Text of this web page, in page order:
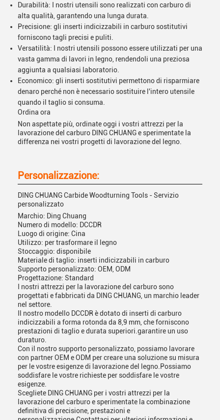
Durabilità: I nostri utensili sono realizzati con carburo di
alta qualità, garantendo una lunga durata.
Precisione: gli inserti indicizzabili in carburo sostitutivi
forniscono tagli precisi e puliti.
Versatilità: I nostri utensili possono essere utilizzati per una
vasta gamma di lavori in legno, rendendoli una preziosa
aggiunta a qualsiasi laboratorio.
Economico: gli inserti sostitutivi permettono di risparmiare
denaro perché non è necessario sostituire l'intero utensile
quando il taglio si consuma.
Ordina ora
Non aspettate più, ordinate oggi i vostri attrezzi per la
lavorazione del carburo DING CHUANG e sperimentate la
differenza nei vostri progetti di lavorazione del legno.
Personalizzazione:
DING CHUANG Carbide Woodturning Tools - Servizio
personalizzato
Marchio: Ding Chuang
Numero di modello: DCCDR
Luogo di origine: Cina
Utilizzo: per trasformare il legno
Stoccaggio: disponibile
Materiale di taglio: inserti indicizzabili in carburo
Supporto personalizzato: OEM, ODM
Progettazione: Standard
I nostri attrezzi per la lavorazione del carburo sono
progettati e fabbricati da DING CHUANG, un marchio leader
nel settore.
Il nostro modello DCCDR è dotato di inserti di carburo
indicizzabili a forma rotonda da 8,9 mm, che forniscono
prestazioni di taglio e durata superiori.garantire un uso
duraturo.
Con il nostro supporto personalizzato, possiamo lavorare
con partner OEM e ODM per creare una soluzione su misura
per le vostre esigenze di lavorazione del legno.Possiamo
soddisfare le vostre richieste per soddisfare le vostre
esigenze.
Scegliete DING CHUANG per i vostri attrezzi per la
lavorazione del carburo e sperimentate la combinazione
definitiva di precisione, prestazioni e